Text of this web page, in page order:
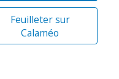
Feuilleter sur
Calaméo